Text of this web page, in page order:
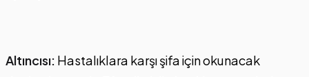
Altıncısı: Hastalıklara karşı şifa için okunacak